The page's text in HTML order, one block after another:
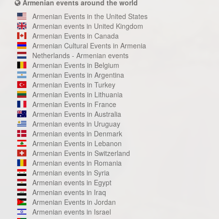
Armenian events around the world
Armenian Events in the United States
Armenian events in United Kingdom
Armenian Events in Canada
Armenian Cultural Events in Armenia
Netherlands - Armenian events
Armenian Events in Belgium
Armenian Events in Argentina
Armenian Events in Turkey
Armenian Events in Lithuania
Armenian Events in France
Armenian Events in Australia
Armenian events in Uruguay
Armenian events in Denmark
Armenian Events in Lebanon
Armenian Events in Switzerland
Armenian events in Romania
Armenian events in Syria
Armenian events in Egypt
Armenian events in Iraq
Armenian Events in Jordan
Armenian events in Israel